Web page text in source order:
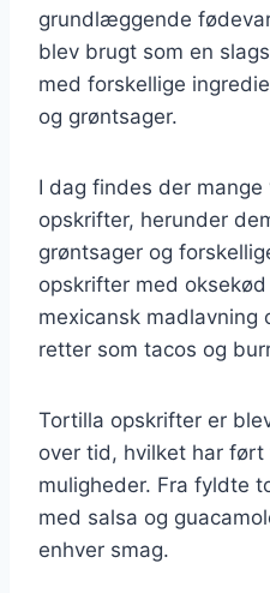
grundlæggende
blev brugt som en
med forskellige
og grøntsager.
I dag findes der
opskrifter, herunder
grøntsager og
opskrifter med
mexicansk madlavning
retter som tacos og
Tortilla opskrifter er
over tid, hvilket har
muligheder. Fra fyldte
med salsa og
enhver smag.